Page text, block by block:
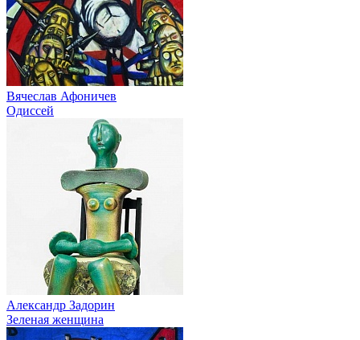
Вячеслав Афоничев
Одиссей
Александр Задорин
Зеленая женщина